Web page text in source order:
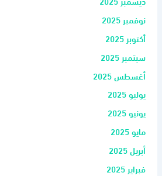
نوفمبر 2025
أكتوبر 2025
سبتمبر 2025
أغسطس 2025
يوليو 2025
يونيو 2025
مايو 2025
أبريل 2025
فبراير 2025